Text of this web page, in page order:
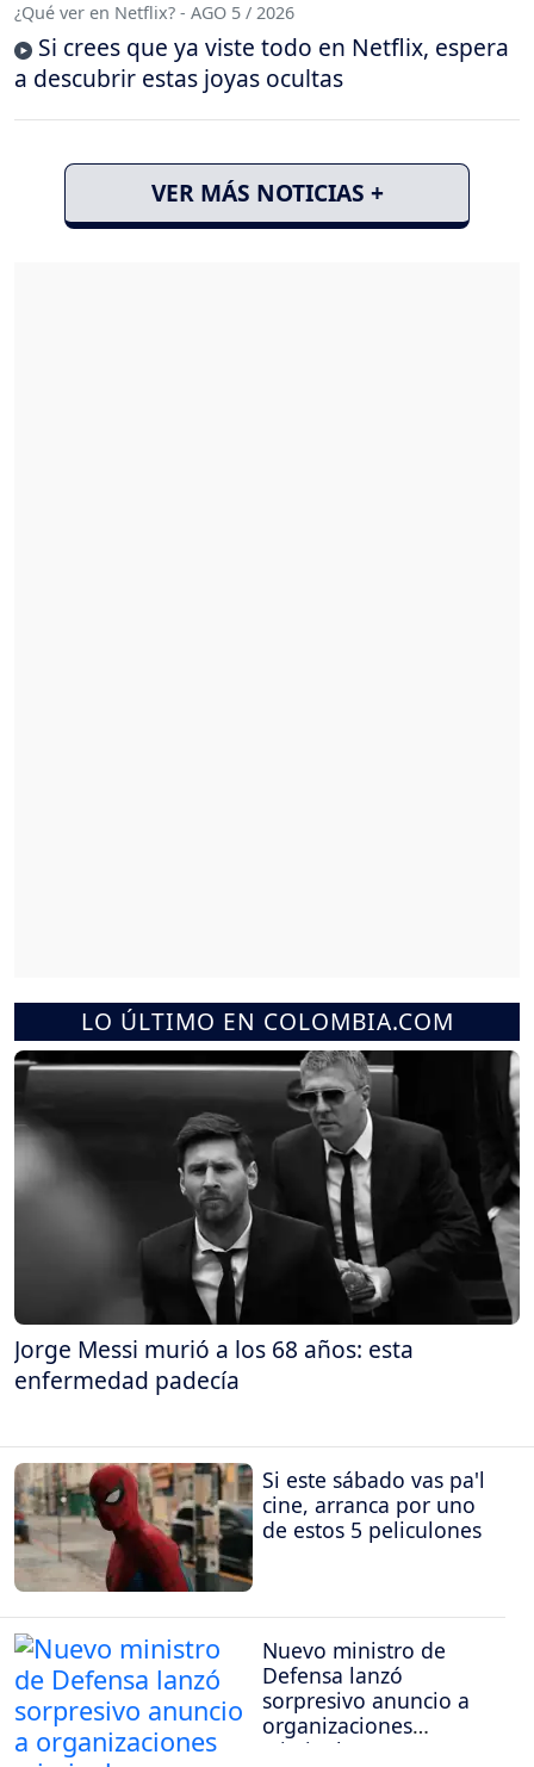
¿Qué ver en Netflix? - AGO 5 / 2026
Si crees que ya viste todo en Netflix, espera
a descubrir estas joyas ocultas
VER MÁS NOTICIAS +
LO ÚLTIMO EN COLOMBIA.COM
Jorge Messi murió a los 68 años: esta
enfermedad padecía
Si este sábado vas pa'l
cine, arranca por uno
de estos 5 peliculones
Nuevo ministro de
Defensa lanzó
sorpresivo anuncio a
organizaciones
criminales